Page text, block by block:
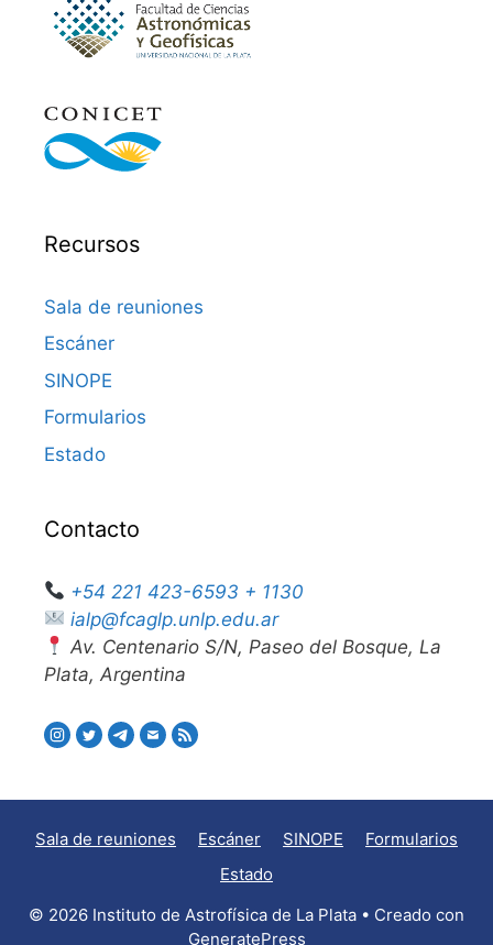
Recursos
Sala de reuniones
Escáner
SINOPE
Formularios
Estado
Contacto
+54 221 423-6593 + 1130
ialp@fcaglp.unlp.edu.ar
Av. Centenario S/N, Paseo del Bosque, La
Plata, Argentina
Sala de reuniones Escáner SINOPE
Formularios
Estado
© 2026 Instituto de Astrofísica de La Plata • Creado con
GeneratePress